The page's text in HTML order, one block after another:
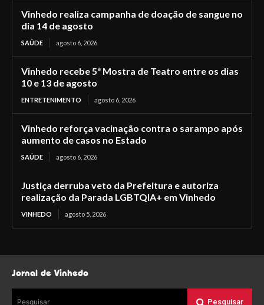
Vinhedo realiza campanha de doação de sangue no
dia 14 de agosto
SAÚDE agosto 6, 2026
Vinhedo recebe 5ª Mostra de Teatro entre os dias
10 e 13 de agosto
ENTRETENIMENTO agosto 6, 2026
Vinhedo reforça vacinação contra o sarampo após
aumento de casos no Estado
SAÚDE agosto 6, 2026
Justiça derruba veto da Prefeitura e autoriza
realização da Parada LGBTQIA+ em Vinhedo
VINHEDO agosto 5, 2026
Jornal de Vinhedo
Pesquisar Pesquisar